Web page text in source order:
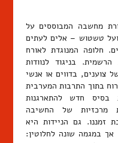
מחשבה המבוססים על
ועל טשטוש – אלים לעתים
חלופה המנוגדת לאורח
בניגוד לנוודות
צוענים, בדווים או אנשי
בתוך התרבות המערבית
בסיס חדש להתארגנות
מרכזיות של החשיבה
זמננו. גם הניידות היא
במגמה שונה לחלוטין: